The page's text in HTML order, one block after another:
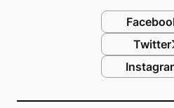
Twitter